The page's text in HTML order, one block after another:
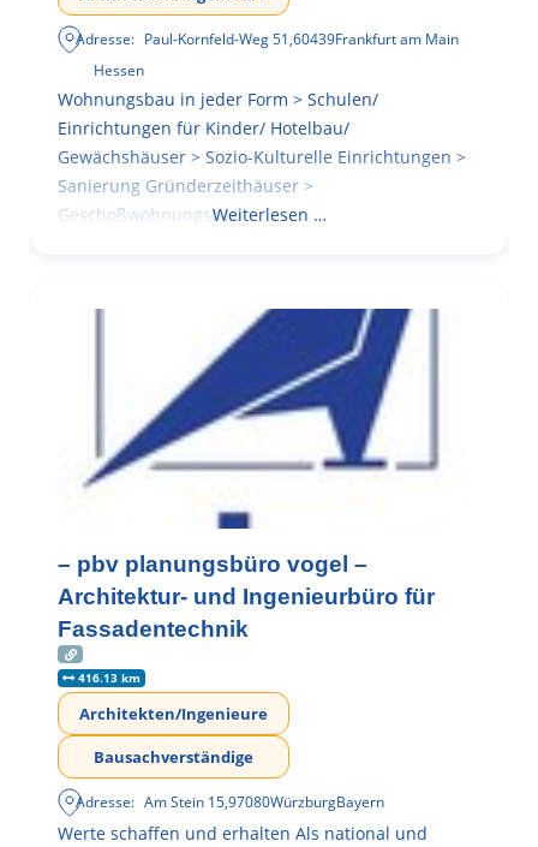
Adresse: Paul-Kornfeld-Weg 51,60439Frankfurt am Main
Hessen
Wohnungsbau in jeder Form > Schulen/
Einrichtungen für Kinder/ Hotelbau/
Gewächshäuser > Sozio-Kulturelle Einrichtungen >
Sanierung Gründerzeithäuser >
GeschoßwohnungsbauWeiterlesen …
– pbv planungsbüro vogel –
Architektur- und Ingenieurbüro für
Fassadentechnik
416.13 km
Architekten/Ingenieure
Bausachverständige
Adresse: Am Stein 15,97080WürzburgBayern
Werte schaffen und erhalten Als national und